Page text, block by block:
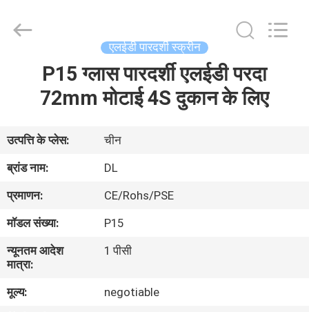
वीआर
दिखाएँ
हमारे
बारे
LED
Co.,Ltd.
एलईडी पारदर्शी स्क्रीन
P15 ग्लास पारदर्शी एलईडी परदा
72mm मोटाई 4S दुकान के लिए
उत्पत्ति के प्लेस:
चीन
ब्रांड नाम:
DL
प्रमाणन:
CE/Rohs/PSE
मॉडल संख्या:
P15
न्यूनतम आदेश
मात्रा:
1 पीसी
मूल्य:
negotiable